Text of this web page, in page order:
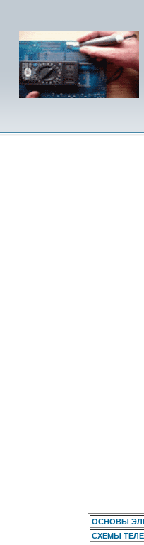
ОСНОВЫ
СХЕМЫ